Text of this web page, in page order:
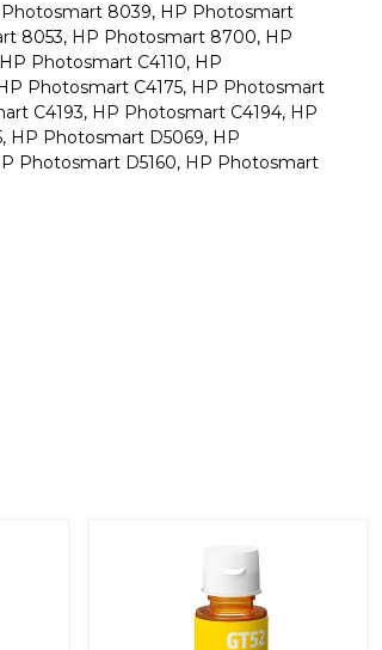
8039, HP Photosmart
8053, HP Photosmart 8700, HP
Photosmart C4110, HP
Photosmart C4175, HP Photosmart
C4193, HP Photosmart C4194, HP
HP Photosmart D5069, HP
Photosmart D5160, HP Photosmart